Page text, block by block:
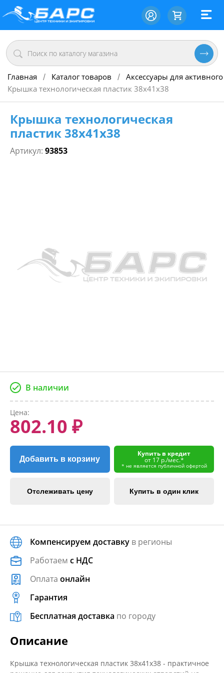
Главная / Каталог товаров / Аксессуары для
Крышка технологическая пластик 38х41х38
Крышка технологическая
пластик 38х41х38
Артикул: 93853
В наличии
Цена:
802.10 ₽
Добавить в корзину
Купить в кредит
от 17 р./мес.*
* не является публичной офертой
Отслеживать цену Купить в один клик
Компенсируем доставку в регионы
Работаем с НДС
Оплата онлайн
Гарантия
Бесплатная доставка по городу
Описание
Крышка технологическая пластик 38х41х38 - практичное